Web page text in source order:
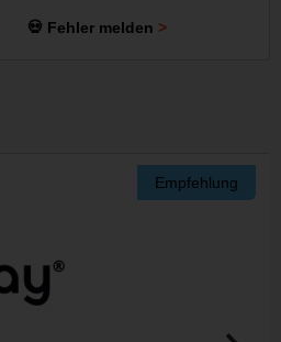
💀 Fehler melden
Empfehlung